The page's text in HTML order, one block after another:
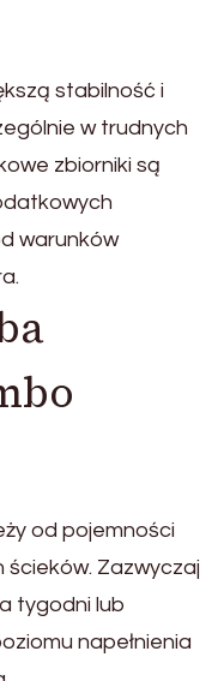
stabilność i
w trudnych
zbiorniki są
warunków
od pojemności
ścieków. Zazwyczaj
tygodni lub
napełnienia